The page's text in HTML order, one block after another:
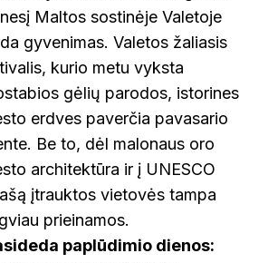
Maltos sostinėje Valetoje
gyvenimas. Valetos žaliasis
kurio metu vyksta
gėlių parodos, istorines
erdves paverčia pavasario
Be to, dėl malonaus oro
architektūra ir į UNESCO
įtrauktos vietovės tampa
prieinamos.
paplūdimio dienos: